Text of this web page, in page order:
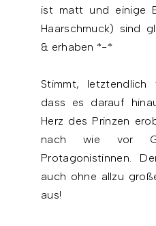
ist matt und einige
Haarschmuck) sind
& erhaben *-*
Stimmt, letztendlich
dass es darauf
Herz des Prinzen
nach wie vor
Protagonistinnen.
auch ohne allzu
aus!